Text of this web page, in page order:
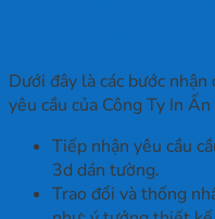
Dưới đây là các bước
yêu cầu của Công Ty In
Tiếp nhận yêu cầu
3d dán tường.
Trao đổi và thống